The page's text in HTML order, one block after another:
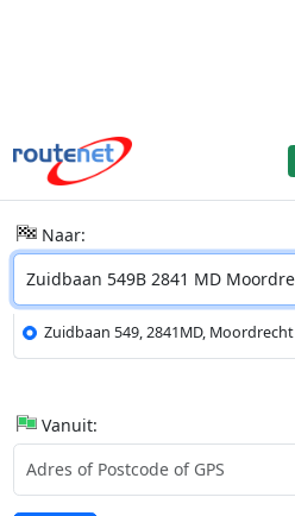
Naar:
Zuidbaan 549, 2841MD, Moordrecht
Vanuit: